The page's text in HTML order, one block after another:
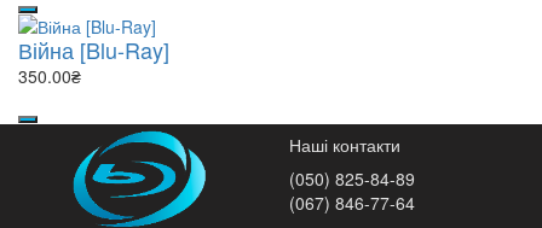
Війна [Blu-Ray]
350.00₴
Наші контакти
(050) 825-84-89
(067) 846-77-64